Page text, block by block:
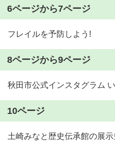
6ページから7ページ
フレイルを予防しよう!
8ページから9ページ
秋田市公式インスタグラム
10ページ
土崎みなと歴史伝承館の展